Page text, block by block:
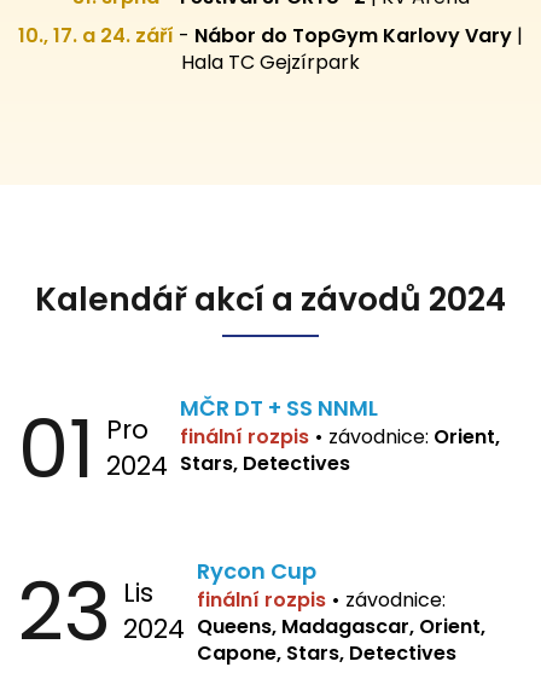
10., 17. a 24. září - Nábor do TopGym Karlovy Vary |
Hala TC Gejzírpark
Kalendář akcí a závodů 2024
01 Pro
2024
MČR DT + SS NNML
finální rozpis • závodnice: Orient,
Stars, Detectives
23 Lis
2024
Rycon Cup
finální rozpis • závodnice:
Queens, Madagascar, Orient,
Capone, Stars, Detectives